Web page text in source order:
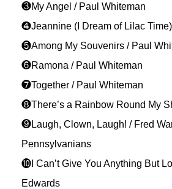
❸My Angel / Paul Whiteman
❹Jeannine (I Dream of Lilac
❺Among My Souvenirs / Paul
❻Ramona / Paul Whiteman
❼Together / Paul Whiteman
❽There’s a Rainbow Round My
❾Laugh, Clown, Laugh! / Fred
Pennsylvanians
❿I Can’t Give You Anything But
Edwards